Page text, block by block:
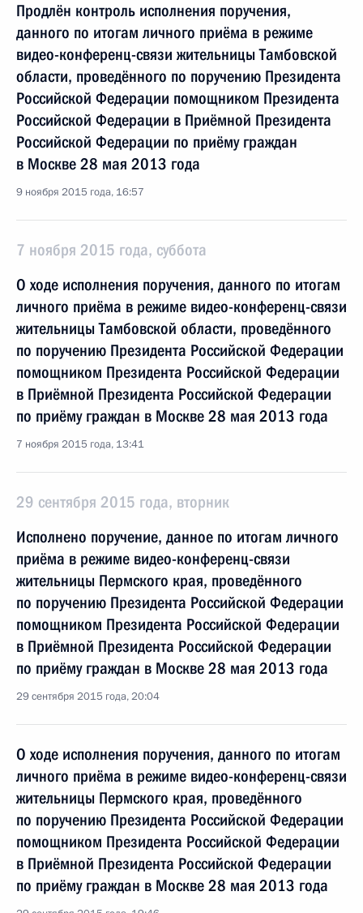
Продлён контроль исполнения поручения,
данного по итогам личного приёма в режиме
видео-конференц-связи жительницы Тамбовской
области, проведённого по поручению Президента
Российской Федерации помощником Президента
Российской Федерации в Приёмной Президента
Российской Федерации по приёму граждан
в Москве 28 мая 2013 года
9 ноября 2015 года, 16:57
7 ноября 2015 года, суббота
О ходе исполнения поручения, данного по итогам
личного приёма в режиме видео-конференц-связи
жительницы Тамбовской области, проведённого
по поручению Президента Российской Федерации
помощником Президента Российской Федерации
в Приёмной Президента Российской Федерации
по приёму граждан в Москве 28 мая 2013 года
7 ноября 2015 года, 13:41
29 сентября 2015 года, вторник
Исполнено поручение, данное по итогам личного
приёма в режиме видео-конференц-связи
жительницы Пермского края, проведённого
по поручению Президента Российской Федерации
помощником Президента Российской Федерации
в Приёмной Президента Российской Федерации
по приёму граждан в Москве 28 мая 2013 года
29 сентября 2015 года, 20:04
О ходе исполнения поручения, данного по итогам
личного приёма в режиме видео-конференц-связи
жительницы Пермского края, проведённого
по поручению Президента Российской Федерации
помощником Президента Российской Федерации
в Приёмной Президента Российской Федерации
по приёму граждан в Москве 28 мая 2013 года